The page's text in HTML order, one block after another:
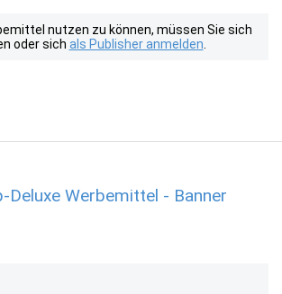
nutzen zu können, müssen Sie sich
oder sich als Publisher anmelden
Deluxe Werbemittel - Banner